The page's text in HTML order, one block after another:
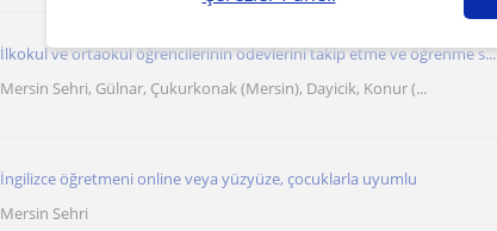
İlkokul ve ortaokul öğrencilerinin ödevlerini takip etme ve öğrenme s...
Mersin Sehri, Gülnar, Çukurkonak (Mersin), Dayicik, Konur (...
İngilizce öğretmeni online veya yüzyüze, çocuklarla uyumlu
Mersin Sehri